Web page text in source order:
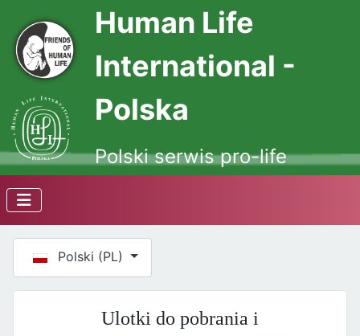
Human Life
International -
Polska
Polski serwis pro-life
Wybierz swój język
Polski (PL)
Ulotki do pobrania i